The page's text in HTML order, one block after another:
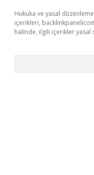
Hukuka ve yasal
içerikleri,
halinde, ilgili içerikler yasal